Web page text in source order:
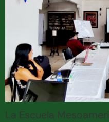
La Escuela